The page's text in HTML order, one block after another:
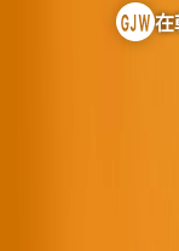
在